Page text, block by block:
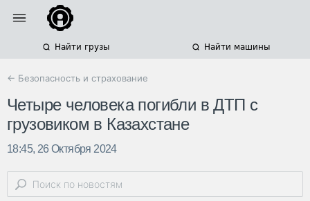
Найти грузы Найти машины
← Безопасность и страхование
Четыре человека погибли в ДТП с
грузовиком в Казахстане
18:45, 26 Октября 2024